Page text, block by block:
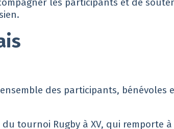
les participants et de
des participants,
tournoi Rugby à XV, qui remporte